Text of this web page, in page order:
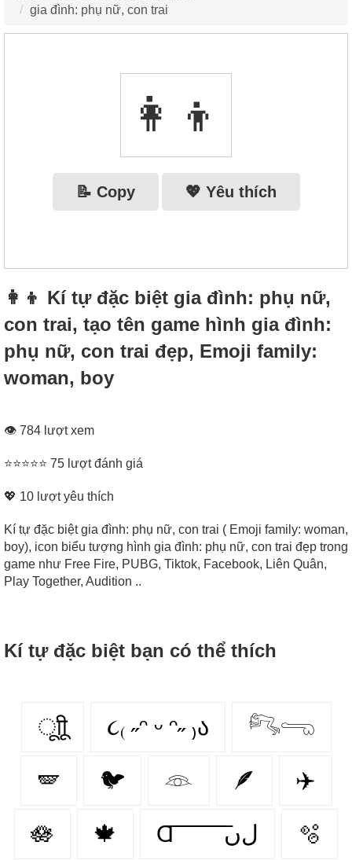
gia đình: phụ nữ, con trai
👩‍👦
📝 Copy 💖 Yêu thích
👩‍👦 Kí tự đặc biệt gia đình: phụ nữ,
con trai, tạo tên game hình gia đình:
phụ nữ, con trai đẹp, Emoji family:
woman, boy
👁 784 lượt xem
⭐⭐⭐⭐⭐ 75 lượt đánh giá
💖 10 lượt yêu thích
Kí tự đặc biệt gia đình: phụ nữ, con trai ( Emoji family: woman,
boy), icon biểu tượng hình gia đình: phụ nữ, con trai đẹp trong
game như Free Fire, PUBG, Tiktok, Facebook, Liên Quân,
Play Together, Audition ..
Kí tự đặc biệt bạn có thể thích
ूाीू ૮₍ ˶ᵔ ᵕ ᵔ˶ ₎ა 𓀐𓂸
🪽 🐦 𓁻 🪶 ✈️
🪷 🍁 Ɑ͞ ͞ ͞ ͞ ͞ ͞ ͞ ͞ لﮞ 🫧